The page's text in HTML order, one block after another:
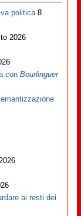
politica 8
2026
conBourlinguer
ai resti dei